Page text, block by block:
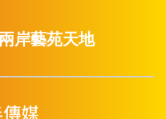
兩岸藝苑天地